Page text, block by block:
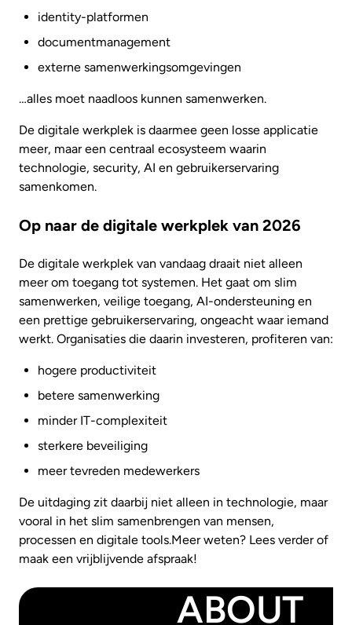
identity-platformen
documentmanagement
externe samenwerkingsomgevingen
…alles moet naadloos kunnen samenwerken.
De digitale werkplek is daarmee geen losse applicatie
meer, maar een centraal ecosysteem waarin
technologie, security, AI en gebruikerservaring
samenkomen.
Op naar de digitale werkplek van 2026
De digitale werkplek van vandaag draait niet alleen
meer om toegang tot systemen. Het gaat om slim
samenwerken, veilige toegang, AI-ondersteuning en
een prettige gebruikerservaring, ongeacht waar iemand
werkt. Organisaties die daarin investeren, profiteren van:
hogere productiviteit
betere samenwerking
minder IT-complexiteit
sterkere beveiliging
meer tevreden medewerkers
De uitdaging zit daarbij niet alleen in technologie, maar
vooral in het slim samenbrengen van mensen,
processen en digitale tools.Meer weten? Lees verder of
maak een vrijblijvende afspraak!
ABOUT